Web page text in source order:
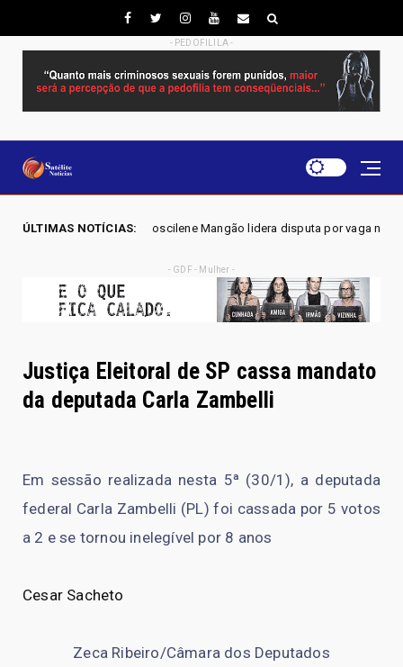
- PEDOFILILA -
ÚLTIMAS NOTÍCIAS:
- Joscilene Mangão lidera disputa por vaga na Alego em Novo Gama,
- GDF - Mulher -
Justiça Eleitoral de SP cassa mandato
da deputada Carla Zambelli
Em sessão realizada nesta 5ª (30/1), a deputada
federal Carla Zambelli (PL) foi cassada por 5 votos
a 2 e se tornou inelegível por 8 anos
Cesar Sacheto
Zeca Ribeiro/Câmara dos Deputados